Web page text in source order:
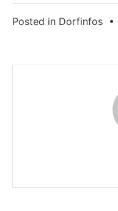
Posted in Dorfinfos •